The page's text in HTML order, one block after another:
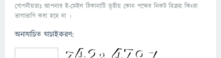
গোপনীয়তাঃ আপনার ই-মেইল ঠিকানাটি তৃতীয় কোন পক্ষের নিকট বিক্রয় কিংবা
ভাগাভাগি করা হবে না ।
অনাযাচিত যাচাইকরণ: